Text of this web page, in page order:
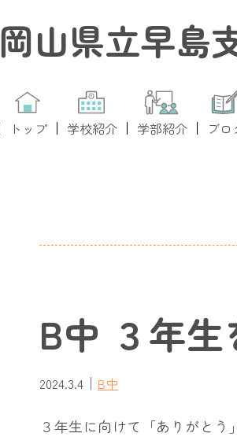
岡山県立早島
トップ 学校紹介 学部紹介 ブロ
B中 ３年
2024.3.4 ｜ B中
３年生に向けて「ありがと